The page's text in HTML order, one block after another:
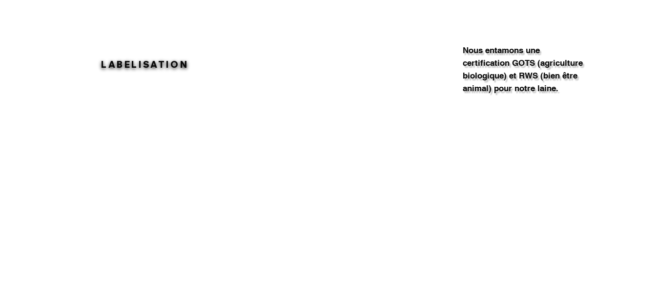
LABELISATION
Nous entamons une
certification GOTS (agriculture
biologique) et RWS (bien être
animal) pour notre laine.